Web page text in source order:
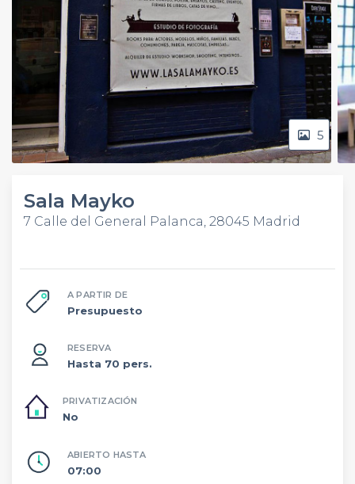
5
Sala Mayko
7 Calle del General Palanca, 28045 Madrid
A PARTIR DE
Presupuesto
RESERVA
Hasta 70 pers.
PRIVATIZACIÓN
No
ABIERTO HASTA
07:00